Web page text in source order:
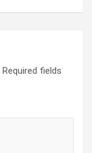
Required fields